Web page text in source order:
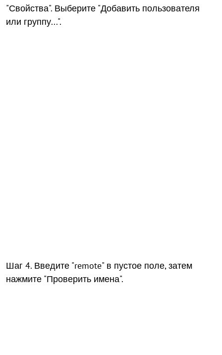
"Свойства". Выберите "Добавить пользователя
или группу...".
Шаг 4. Введите "remote" в пустое поле, затем
нажмите "Проверить имена".